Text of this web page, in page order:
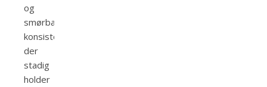
og
smørbar
konsistens,
der
stadig
holder